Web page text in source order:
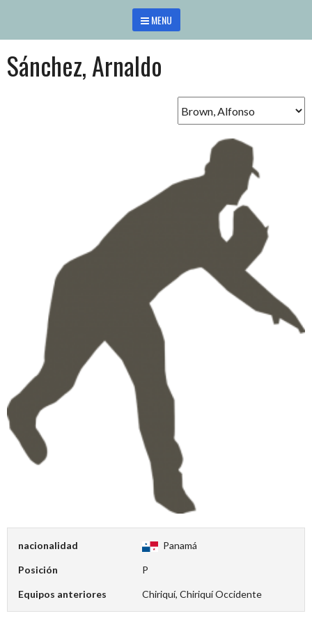
contenido
MENU
Sánchez, Arnaldo
nacionalidad Panamá
Posición P
Equipos anteriores Chiriquí, Chiriquí Occidente